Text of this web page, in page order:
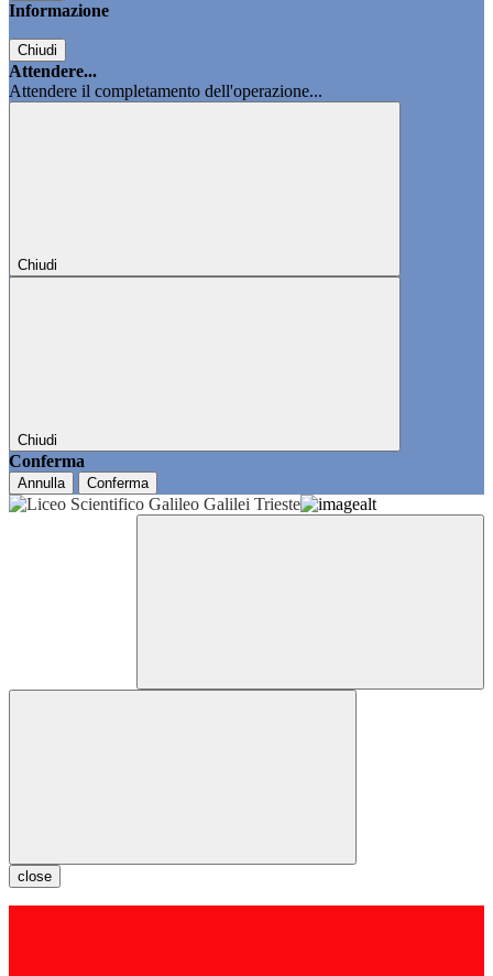
Informazione
Chiudi
Attendere...
Attendere il completamento dell'operazione...
Chiudi
Chiudi
Conferma
Annulla Conferma
close